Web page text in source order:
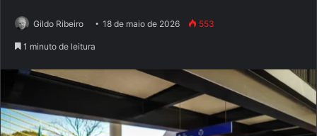
Gildo Ribeiro 18 de maio de 2026 553
1 minuto de leitura